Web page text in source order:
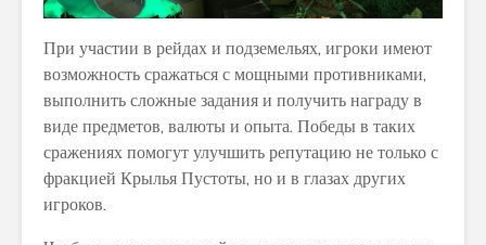
При участии в рейдах и подземельях, игроки имеют
возможность сражаться с мощными противниками,
выполнить сложные задания и получить награду в
виде предметов, валюты и опыта. Победы в таких
сражениях помогут улучшить репутацию не только с
фракцией Крылья Пустоты, но и в глазах других
игроков.